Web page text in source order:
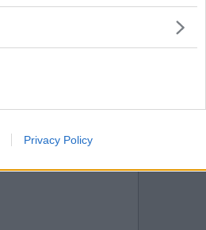
Privacy Policy